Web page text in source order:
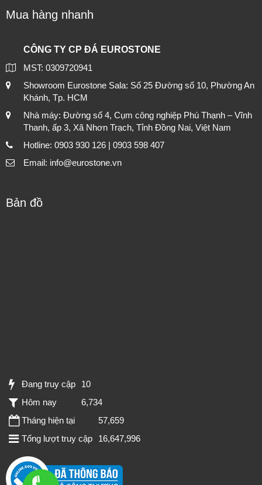
Mua hàng nhanh
CÔNG TY CP ĐÁ EUROSTONE
MST: 0309720941
Showroom Eurostone Sala: Số 25 Đường số 10, Phường An
Khánh, Tp. HCM
Nhà máy: Đường số 4, Cụm công nghiệp Phú Thạnh – Vĩnh
Thanh, ấp 3, Xã Nhơn Trạch, Tỉnh Đồng Nai, Việt Nam
Hotline: 0903 930 126 | 0903 598 407
Email: info@eurostone.vn
Bản đồ
Đang truy cập
10
Hôm nay
6,734
Tháng hiện tại
57,659
Tổng lượt truy cập
16,647,996